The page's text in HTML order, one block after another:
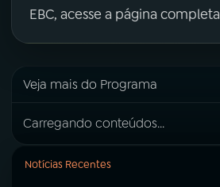
EBC, acesse a página completa
Veja mais do Programa
Carregando conteúdos...
Notícias Recentes